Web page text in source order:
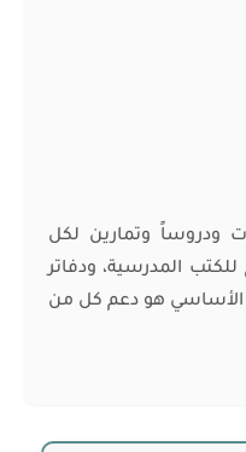
وتمارين لكل
المدرسية، ودفاتر
الأساسي هو دعم كل من